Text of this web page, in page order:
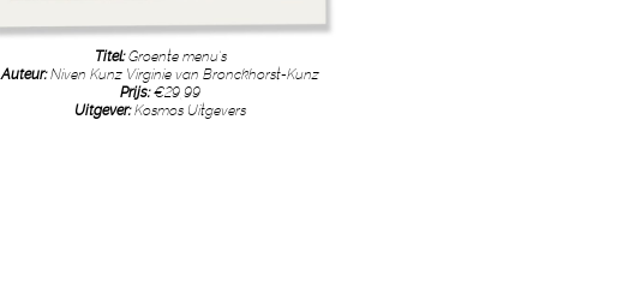
Titel:Groente menu’s
Auteur:Niven Kunz Virginie van Bronckhorst-Kunz
Prijs:€29,99
Uitgever:Kosmos Uitgevers